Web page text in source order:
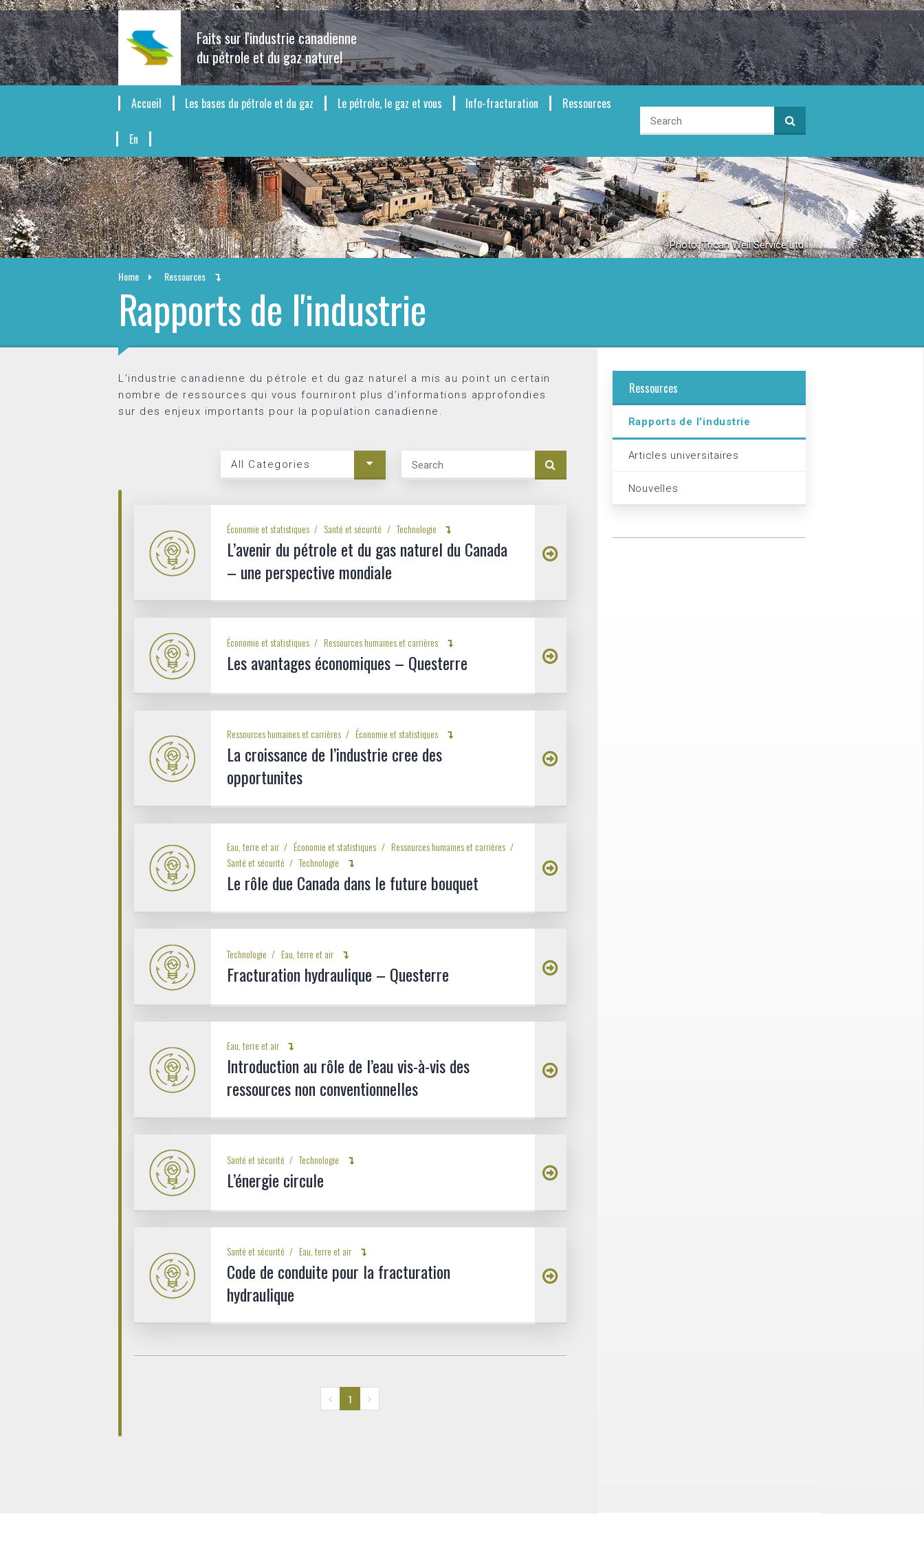
Faits sur l'industrie canadienne
du pétrole et du gaz naturel
Accueil Les bases du pétrole et du gaz Le pétrole, le gaz et vous Info-fracturation Ressources
En
Photo: Trican Well Service Ltd.
Home Ressources
Rapports de l'industrie
L’industrie canadienne du pétrole et du gaz naturel a mis au point un certain
nombre de ressources qui vous fourniront plus d’informations approfondies
sur des enjeux importants pour la population canadienne.
All Categories
Search
Économie et statistiques Santé et sécurité Technologie
L’avenir du pétrole et du gas naturel du Canada
– une perspective mondiale
Économie et statistiques Ressources humaines et carrières
Les avantages économiques – Questerre
Ressources humaines et carrières Économie et statistiques
La croissance de l’industrie cree des
opportunites
Eau, terre et air Économie et statistiques
Ressources humaines et carrières
Santé et sécurité
Technologie
Le rôle due Canada dans le future bouquet
Technologie Eau, terre et air
Fracturation hydraulique – Questerre
Eau, terre et air
Introduction au rôle de l’eau vis-à-vis des
ressources non conventionnelles
Santé et sécurité Technologie
L’énergie circule
Santé et sécurité Eau, terre et air
Code de conduite pour la fracturation
hydraulique
1
Ressources
Rapports de l'industrie
Articles universitaires
Nouvelles